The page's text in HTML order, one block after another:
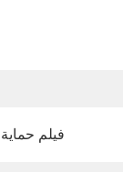
فيلم حماية